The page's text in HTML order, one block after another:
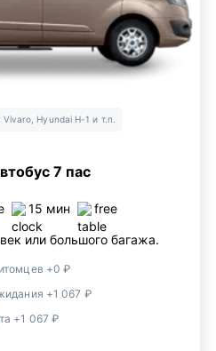
Hyundai H-1 и т.п.
7 пас
15 мин free
или большого багажа.
+0 ₽
+1 067 ₽
+1 067 ₽